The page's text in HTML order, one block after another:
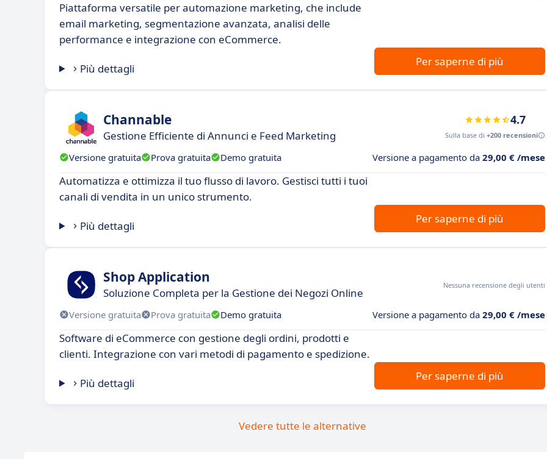
Piattaforma versatile per automazione marketing, che include
email marketing, segmentazione avanzata, analisi delle
performance e integrazione con eCommerce.
Più dettagli
Per saperne di più
Channable
Gestione Efficiente di Annunci e Feed Marketing
4.7
Sulla base di +200 recensioni
Versione gratuita Prova gratuita Demo gratuita Versione a pagamento da 29,00 € /mese
Automatizza e ottimizza il tuo flusso di lavoro. Gestisci tutti i tuoi
canali di vendita in un unico strumento.
Più dettagli
Per saperne di più
Shop Application
Soluzione Completa per la Gestione dei Negozi Online
Nessuna recensione degli utenti
Versione gratuita Prova gratuita Demo gratuita Versione a pagamento da 29,00 € /mese
Software di eCommerce con gestione degli ordini, prodotti e
clienti. Integrazione con vari metodi di pagamento e spedizione.
Più dettagli
Per saperne di più
Vedere tutte le alternative